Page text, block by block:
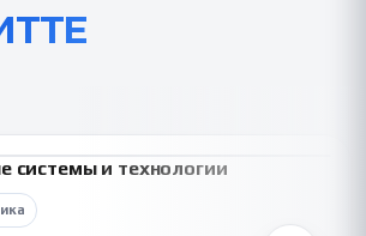
системы и технологии